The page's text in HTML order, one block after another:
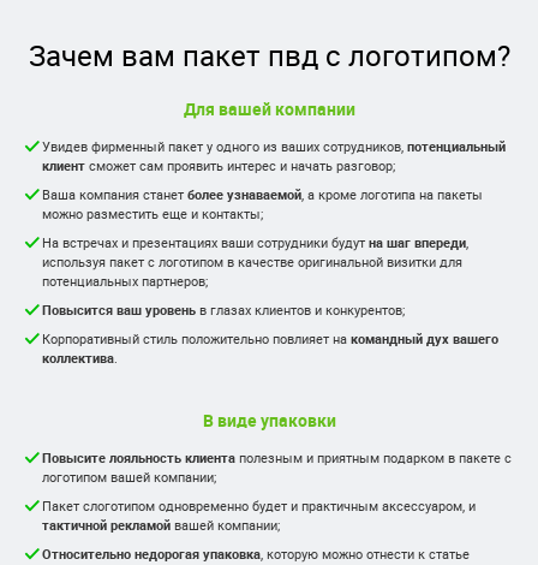
Зачем вам пакет пвд с логотипом?
Для вашей компании
Увидев фирменный пакет у одного из ваших сотрудников, потенциальный
клиент сможет сам проявить интерес и начать разговор;
Ваша компания станет более узнаваемой, а кроме логотипа на пакеты
можно разместить еще и контакты;
На встречах и презентациях ваши сотрудники будут на шаг впереди,
используя пакет с логотипом в качестве оригинальной визитки для
потенциальных партнеров;
Повысится ваш уровень в глазах клиентов и конкурентов;
Корпоративный стиль положительно повлияет на командный дух вашего
коллектива.
В виде упаковки
Повысите лояльность клиента полезным и приятным подарком в пакете с
логотипом вашей компании;
Пакет слоготипом одновременно будет и практичным аксессуаром, и
тактичной рекламой вашей компании;
Относительно недорогая упаковка, которую можно отнести к статье